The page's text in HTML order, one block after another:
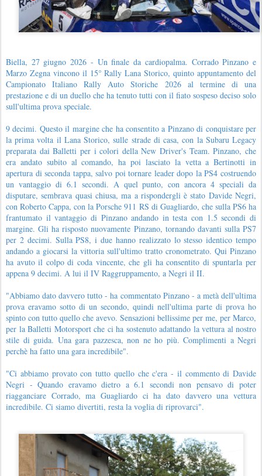
Biella, 27 giugno 2026 - Un finale da cardiopalma. Corrado Pinzano e
Marzo Zegna vincono il 15° Rally Lana Storico, quinto appuntamento del
Campionato Italiano Rally Auto Storiche 2026 al termine di una
prestazione e di un duello che ha tenuto tutti con il fiato sospeso deciso solo
sull'ultima prova speciale.
9 decimi. Questo il margine che ha consentito a Pinzano di conquistare per
la prima volta il Lana Storico, sulle strade di casa, con la Subaru Legacy
preparata dai Balletti per i colori della New Driver's Team. Pinzano, che
era andato subito al comando, ha poi lasciato la vetta a Bertinotti in
apertura di seconda tappa, salvo poi tornare leader dopo la PS4 costruendo
un vantaggio di 6.1 secondi. A quel punto, con ancora 4 speciali da
disputare, sembrava quasi chiusa, ma a rispondergli è stato Davide Negri,
con Roberto Cappa, con la Porsche 911 RS di Guagliardo, che sulla PS6 ha
frantumato il vantaggio di Pinzano andando in testa con 1.5 secondi di
margine. Gli ha risposto nuovamente Pinzano, tornando davanti sulla PS7
per 2 decimi. Sulla PS8, i due hanno realizzato lo stesso identico tempo
andando a giocarsi la vittoria sull'ultimo tratto cronometrato. Qui Pinzano
ha avuto il colpo di coda vincente, che gli ha consentito di spuntarla per
appena 9 decimi. A lui il IV Raggruppamento, a Negri il II.
"Abbiamo dato davvero tutto - ha commentato Pinzano - a metà dell'ultima
prova eravamo sotto di un secondo, quindi nell'ultima parte di prova ho
spinto con tutto quello che avevo. Sensazioni bellissime per me, per Marco,
per la Balletti Motorsport che ci ha sostenuto adattando la vettura al nostro
stile di guida. Una gara pazzesca, non ne ho più. Complimenti a Negri
perchè ha fatto una gara incredibile".
"Ci abbiamo provato con tutto quello che c'era - il commento di Davide
Negri - Quando eravamo dietro a 6.1 secondi non pensavo di poter
riagganciare Corrado, ma Guagliardo ci ha dato davvero una vettura
incredibile. Ci siamo divertiti, resta la voglia di riprovarci".